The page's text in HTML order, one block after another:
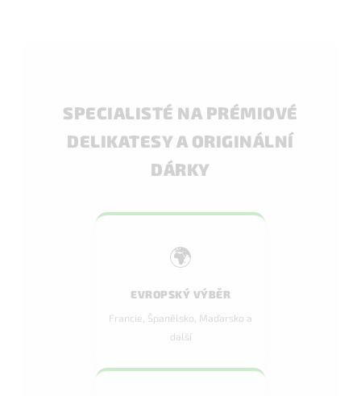
SPECIALISTÉ NA PRÉMIOVÉ
DELIKATESY A ORIGINÁLNÍ
DÁRKY
🌍
EVROPSKÝ VÝBĚR
Francie, Španělsko, Maďarsko a
další